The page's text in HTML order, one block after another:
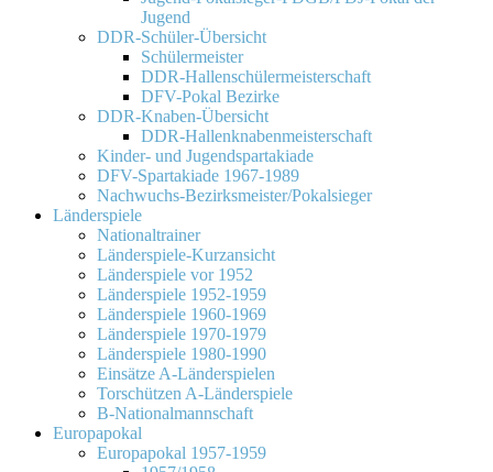
Jugend
DDR-Schüler-Übersicht
Schülermeister
DDR-Hallenschülermeisterschaft
DFV-Pokal Bezirke
DDR-Knaben-Übersicht
DDR-Hallenknabenmeisterschaft
Kinder- und Jugendspartakiade
DFV-Spartakiade 1967-1989
Nachwuchs-Bezirksmeister/Pokalsieger
Länderspiele
Nationaltrainer
Länderspiele-Kurzansicht
Länderspiele vor 1952
Länderspiele 1952-1959
Länderspiele 1960-1969
Länderspiele 1970-1979
Länderspiele 1980-1990
Einsätze A-Länderspielen
Torschützen A-Länderspiele
B-Nationalmannschaft
Europapokal
Europapokal 1957-1959